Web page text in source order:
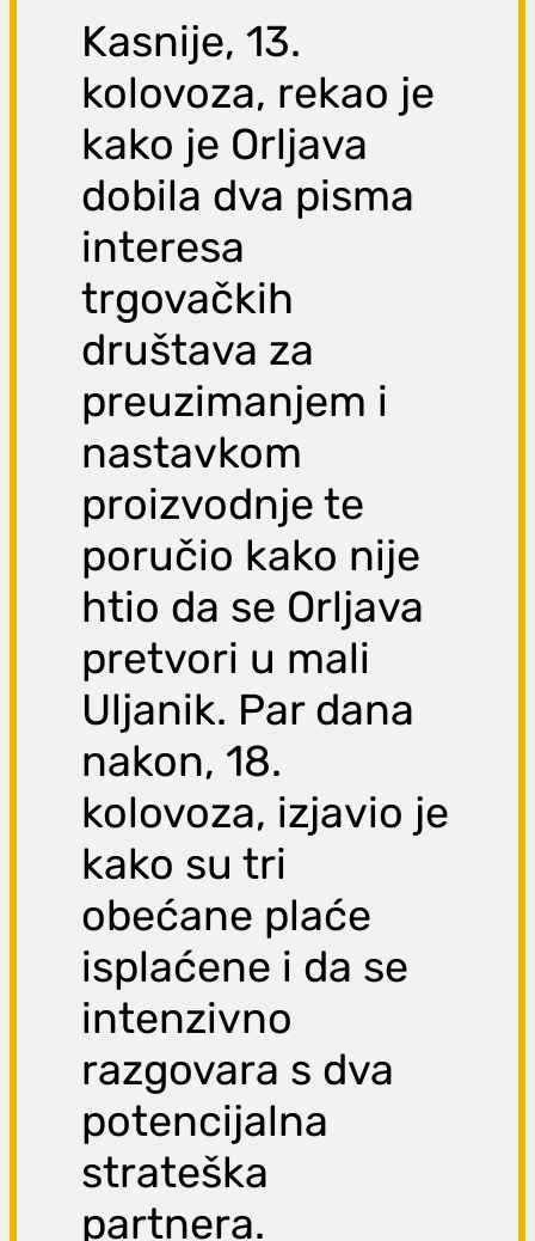
Kasnije, 13.
kolovoza, rekao je
kako je Orljava
dobila dva pisma
interesa
trgovačkih
društava za
preuzimanjem i
nastavkom
proizvodnje te
poručio kako nije
htio da se Orljava
pretvori u mali
Uljanik. Par dana
nakon, 18.
kolovoza, izjavio je
kako su tri
obećane plaće
isplaćene i da se
intenzivno
razgovara s dva
potencijalna
strateška
partnera.